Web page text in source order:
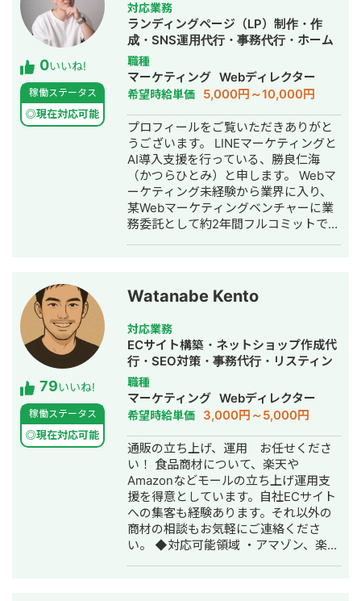
0いいね!
稼働ステータス
◎現在対応可能
対応業務
ランディングページ（LP）制作・作
成・SNS運用代行・事務代行・ホーム
ページ制作・作成・リスティング広告
運用代行・AI活用
職種
マーケティング Webディレクター
希望時給単価 5,000円～10,000円
プロフィールをご覧いただきありがと
うございます。 LINEマーケティングと
AI導入支援を行っている、勝良仁海
（かつらひとみ）と申します。 Webマ
ーケティング未経験から業界に入り、
某Webマーケティングベンチャーに業
務委託として約2年間フルコミットで参
ァネル改善、広告運用など、売上に直
結するマーケティング実務に携わって
きました。 現在は独立し、Meta広告・
Google広告を中心とした広告運用代行
から、広告で獲得した見込み客をLINE
登録へつなげる導線設計、登録後の公
式LINE・Lステップ・UTAGE・エルメ
を活用した教育配信、個別相談・体験
申込・成約までのファネル改善まで一
気通貫で支援しています。 累計100ア
カウント以上のLINE運用・支援、スク
ール支援19社、ローンチ支援累計5億円
以上の経験があります。 広告で集客し
て終わりではなく、LINE登録後の相談
率・申込率・成約率まで数字を見なが
ら改善することを大切にしています。
丁寧かつ成果につながる運用を心がけ
ておりますので、よろしくお願いいた
79いいね!
稼働ステータス
◎現在対応可能
Watanabe Kento
対応業務
ECサイト構築・ネットショップ作成代
行・SEO対策・事務代行・リスティン
グ広告運用代行
職種
マーケティング Webディレクター
希望時給単価 3,000円～5,000円
通販の立ち上げ、運用 お任せくださ
い！ 食品商材について、楽天や
Amazonなどモールの立ち上げ運用支
援を得意としています。自社ECサイト
への集客も経験あります。それ以外の
商材の相談もお気軽にご連絡くださ
い。 ◆対応可能領域 ・アマゾン、楽天